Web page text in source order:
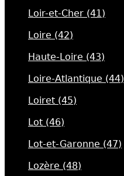
Loir-et-Cher (41)
Loire (42)
Haute-Loire (43)
Loire-Atlantique (44)
Loiret (45)
Lot (46)
Lot-et-Garonne (47)
Lozère (48)